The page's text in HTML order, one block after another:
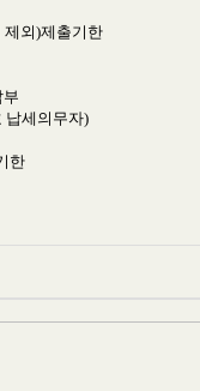
제외)제출기한
납세의무자)
한